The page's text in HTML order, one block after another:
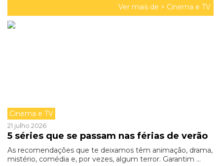
Ver mais de > Cinema e TV
Cinema e TV
21 julho 2026
5 séries que se passam nas férias de verão
As recomendações que te deixamos têm animação, drama,
mistério, comédia e, por vezes, algum terror. Garantim ...